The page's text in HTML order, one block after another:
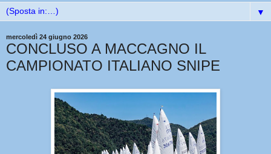
▼
mercoledì 24 giugno 2026
CONCLUSO A MACCAGNO IL
CAMPIONATO ITALIANO SNIPE